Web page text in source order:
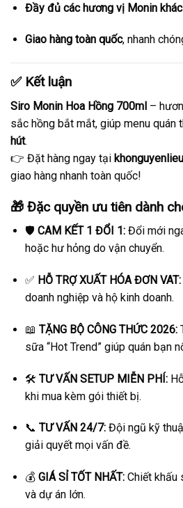
Đầy đủ các hương vị Monin khác
Giao hàng toàn quốc, nhanh
✅ Kết luận
Siro Monin Hoa Hồng 700ml –
sắc hồng bắt mắt, giúp menu quán
hút.
👉 Đặt hàng ngay tại
giao hàng nhanh toàn quốc!
🎁 Đặc quyền ưu tiên dành
🛡️ CAM KẾT 1 ĐỔI 1:Đổi mới
hoặc hư hỏng do vận chuyển.
✅ HỖ TRỢ XUẤT HÓA ĐƠN VAT:
doanh nghiệp và hộ kinh doanh.
📖 TẶNG BỘ CÔNG THỨC 2026:
sữa “Hot Trend” giúp quán bạn
🛠️ TƯ VẤN SETUP MIỄN PHÍ:
khi mua kèm gói thiết bị.
📞 TƯ VẤN 24/7:Đội ngũ kỹ
giải quyết mọi vấn đề.
💰 GIÁ SỈ TỐT NHẤT:Chiết khấu
và dự án lớn.